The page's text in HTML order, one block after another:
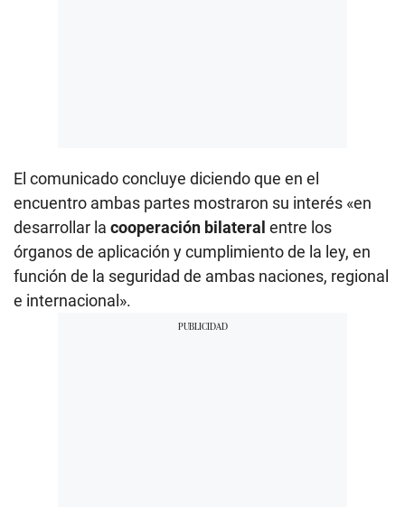
El comunicado concluye diciendo que en el
encuentro ambas partes mostraron su interés «en
desarrollar la cooperación bilateral entre los
órganos de aplicación y cumplimiento de la ley, en
función de la seguridad de ambas naciones, regional
e internacional».